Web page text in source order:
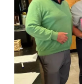
WÖSR
WÖSR
Turniere 2026
Turniere 2025